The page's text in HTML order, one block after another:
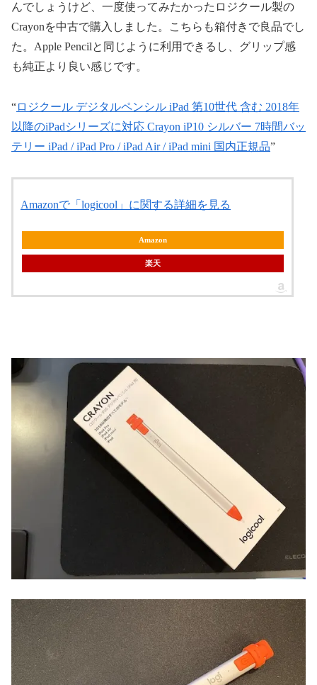
んでしょうけど、一度使ってみたかったロジクール製の
Crayonを中古で購入しました。こちらも箱付きで良品でし
た。Apple Pencilと同じように利用できるし、グリップ感
も純正より良い感じです。
“ロジクール デジタルペンシル iPad 第10世代 含む 2018年
以降のiPadシリーズに対応 Crayon iP10 シルバー 7時間バッ
テリー iPad / iPad Pro / iPad Air / iPad mini 国内正規品”
Amazonで「logicool」に関する詳細を見る
Amazon
楽天